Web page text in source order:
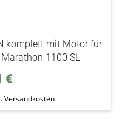
komplett mit Motor für
1100 SL
€
Versandkosten